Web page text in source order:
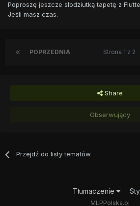
Poproszę jeszcze słodziutką tapetę z
Jeśli masz czas.
POPRZEDNIA Strona 1 z 2
Share
Obserwujący
Przejdź do listy tematów
Tłumaczenie
MLPPolska.pl